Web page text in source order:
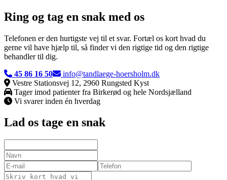
Ring og tag en snak med os
Telefonen er den hurtigste vej til et svar. Fortæl os kort hvad du
gerne vil have hjælp til, så finder vi den rigtige tid og den rigtige
behandler til dig.
45 86 16 50
info@tandlaege-hoersholm.dk
Vestre Stationsvej 12, 2960 Rungsted Kyst
Tager imod patienter fra Birkerød og hele Nordsjælland
Vi svarer inden én hverdag
Lad os tage en snak